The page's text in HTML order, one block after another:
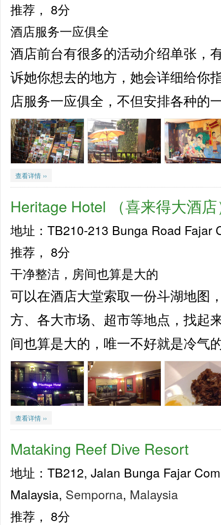
推荐， 8分
酒店服务一应俱全
酒店前台有很多的活动介绍单张，
诉她你想去的地方，她会详细给你
店服务一应俱全，不但安排各种的
查看详情 ››
Heritage Hotel （喜来得大酒
地址：TB210-213 Bunga Road Fajar
推荐， 8分
干净整洁，房间也算是大的
可以在酒店大堂索取一份斗湖地图
方、各大市场、超市等地点，找起
间也算是大的，唯一不好就是冷气
查看详情 ››
Mataking Reef Dive Resort
地址：TB212, Jalan Bunga Fajar
Malaysia, Semporna, Malaysia
推荐， 8分